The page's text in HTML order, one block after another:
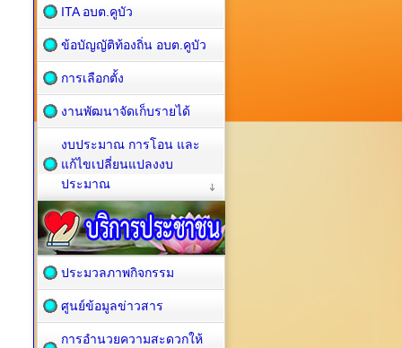
ITA อบต.คูบัว
ข้อบัญญัติท้องถิ่น อบต.คูบัว
การเลือกตั้ง
งานพัฒนาจัดเก็บรายได้
งบประมาณ การโอน และ
แก้ไขเปลี่ยนแปลงงบ
ประมาณ
ประมวลภาพกิจกรรม
ศูนย์ข้อมูลข่าวสาร
การอำนวยความสะดวกให้